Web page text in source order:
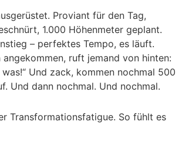
Proviant für den Tag,
1.000 Höhenmeter geplant.
– perfektes Tempo, es läuft.
ruft jemand von hinten:
Und zack, kommen nochmal 500
Und dann nochmal. Und nochmal.
Transformationsfatigue. So fühlt es